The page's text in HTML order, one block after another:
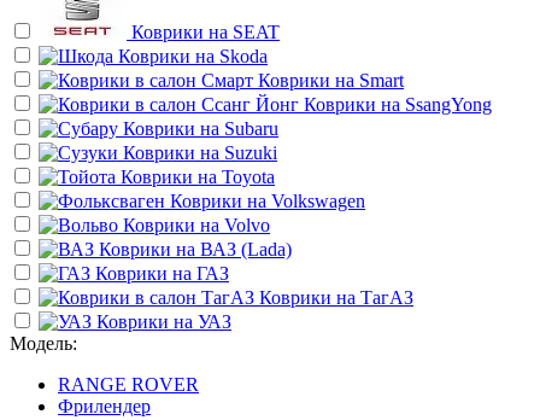
Коврики на SEAT
Коврики на Skoda
Коврики на Smart
Коврики на SsangYong
Коврики на Subaru
Коврики на Suzuki
Коврики на Toyota
Коврики на Volkswagen
Коврики на Volvo
Коврики на ВАЗ (Lada)
Коврики на ГАЗ
Коврики на ТагАЗ
Коврики на УАЗ
Модель:
RANGE ROVER
Фрилендер